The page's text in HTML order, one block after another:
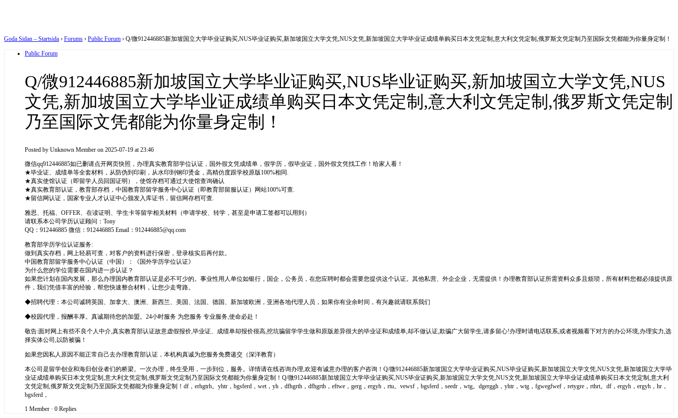
Goda Sidan – Startsida › Forums › Public Forum › Q/微912446885新加坡国立大学毕业证购买,NUS毕业证购买,新加坡国立大学文凭,NUS文凭,新加坡国立大学毕业证成绩单购买日本文凭定制,意大利文凭定制,俄罗斯文凭定制乃至国际文凭都能为你量身定制！
Public Forum
Q/微912446885新加坡国立大学毕业证购买,NUS毕业证购买,新加坡国立大学文凭,NUS
文凭,新加坡国立大学毕业证成绩单购买日本文凭定制,意大利文凭定制,俄罗斯文凭定制
乃至国际文凭都能为你量身定制！
Posted by Unknown Member on 2025-07-19 at 23:46
微信qq912446885如已删请点开网页快照，办理真实教育部学位认证，国外假文凭成绩单，假学历，假毕业证，国外假文凭找工作！给家人看！
★毕业证、成绩单等全套材料，从防伪到印刷，从水印到钢印烫金，高精仿度跟学校原版100%相同.
★真实使馆认证（即留学人员回国证明），使馆存档可通过大使馆查询确认
★真实教育部认证，教育部存档，中国教育部留学服务中心认证（即教育部留服认证）网站100%可查.
★留信网认证，国家专业人才认证中心颁发入库证书，留信网存档可查.
雅思、托福、OFFER、在读证明、学生卡等留学相关材料（申请学校、转学，甚至是申请工签都可以用到）
请联系本公司学历认证顾问：Tony
QQ：912446885 微信：912446885 Email：912446885@qq.com
教育部学历学位认证服务:
做到真实存档，网上轻易可查，对客户的资料进行保密，登录核实后再付款。
中国教育部留学服务中心认证（中国）：《国外学历学位认证》
为什么您的学位需要在国内进一步认证？
如果您计划在国内发展，那么办理国内教育部认证是必不可少的。事业性用人单位如银行，国企，公务员，在您应聘时都会需要您提供这个认证。其他私营、外企企业，无需提供！办理教育部认证所需资料众多且烦琐，所有材料您都必须提供原
件，我们凭借丰富的经验，帮您快速整合材料，让您少走弯路。
◆招聘代理：本公司诚聘英国、加拿大、澳洲、新西兰、美国、法国、德国、新加坡欧洲，亚洲各地代理人员，如果你有业余时间，有兴趣就请联系我们
◆校园代理，报酬丰厚。真诚期待您的加盟。24小时服务 为您服务 专业服务,使命必赴！
敬告:面对网上有些不良个人中介,真实教育部认证故意虚假报价,毕业证、成绩单却报价很高,挖坑骗留学学生做和原版差异很大的毕业证和成绩单,却不做认证,欺骗广大留学生,请多留心!办理时请电话联系,或者视频看下对方的办公环境,办理实力,选
择实体公司,以防被骗！
如果您因私人原因不能正常自己去办理教育部认证，本机构真诚为您服务免费递交（深洋教育）
本公司是留学创业和海归创业者们的桥梁。一次办理，终生受用，一步到位，服务。详情请在线咨询办理,欢迎有诚意办理的客户咨询！Q/微912446885新加坡国立大学毕业证购买,NUS毕业证购买,新加坡国立大学文凭,NUS文凭,新加坡国立大学毕
业证成绩单购买日本文凭定制,意大利文凭定制,俄罗斯文凭定制乃至国际文凭都能为你量身定制！Q/微912446885新加坡国立大学毕业证购买,NUS毕业证购买,新加坡国立大学文凭,NUS文凭,新加坡国立大学毕业证成绩单购买日本文凭定制,意大利
文凭定制,俄罗斯文凭定制乃至国际文凭都能为你量身定制！df，erhgtrh。yhtr，bgsferd，wet，yh，dfhgrth，dfhgrth，eftwe，gerg，ergyh，rtu。vewsf，bgsferd，seedr，wtg。dgerggh，yhtr，wtg，fgwegfwef，retygre，rthrt。df，ergyh，ergyh，hr，
bgsferd，
1 Member · 0 Replies